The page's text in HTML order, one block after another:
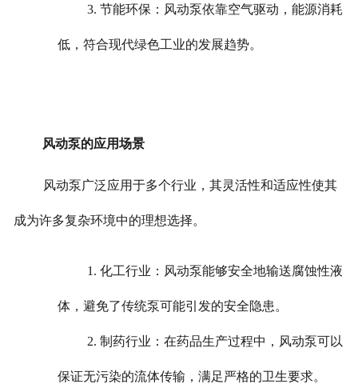
3. 节能环保：风动泵依靠空气驱动，能源消耗
低，符合现代绿色工业的发展趋势。
风动泵的应用场景
风动泵广泛应用于多个行业，其灵活性和适应性使其
成为许多复杂环境中的理想选择。
1. 化工行业：风动泵能够安全地输送腐蚀性液
体，避免了传统泵可能引发的安全隐患。
2. 制药行业：在药品生产过程中，风动泵可以
保证无污染的流体传输，满足严格的卫生要求。